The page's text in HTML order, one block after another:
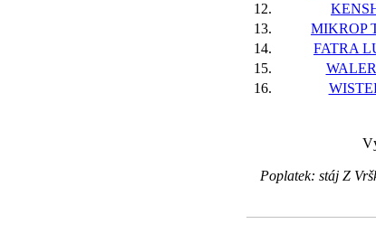
12.
13.
MIKROP
14.
FATRA
15.
16.
Poplatek: stáj Z